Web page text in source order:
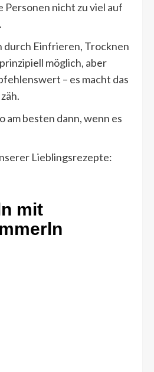
nicht zu viel auf
durch Einfrieren, Trocknen
möglich, aber
– es macht das
am besten dann, wenn es
Lieblingsrezepte:
mit